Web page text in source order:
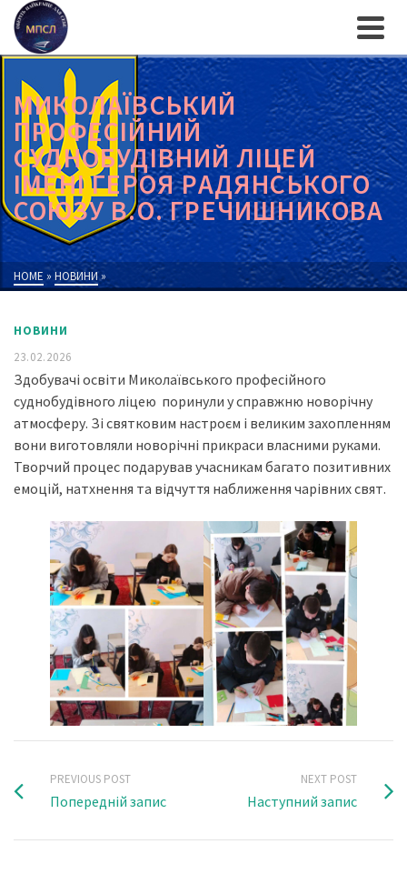
МИКОЛАЇВСЬКИЙ
ПРОФЕСІЙНИЙ
СУДНОБУДІВНИЙ ЛІЦЕЙ
ІМЕНІ ГЕРОЯ РАДЯНСЬКОГО
СОЮЗУ В.О. ГРЕЧИШНИКОВА
HOME » НОВИНИ»
НОВИНИ
23.02.2026
Здобувачі освіти Миколаївського професійного
суднобудівного ліцею поринули у справжню новорічну
атмосферу. Зі святковим настроєм і великим захопленням
вони виготовляли новорічні прикраси власними руками.
Творчий процес подарував учасникам багато позитивних
емоцій, натхнення та відчуття наближення чарівних свят.
PREVIOUS POST
Попередній запис
NEXT POST
Наступний запис